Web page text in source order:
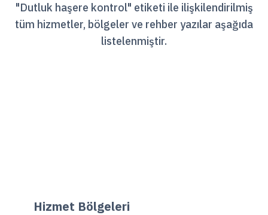
"Dutluk haşere kontrol" etiketi ile ilişkilendirilmiş
tüm hizmetler, bölgeler ve rehber yazılar aşağıda
listelenmiştir.
Hizmet Bölgeleri